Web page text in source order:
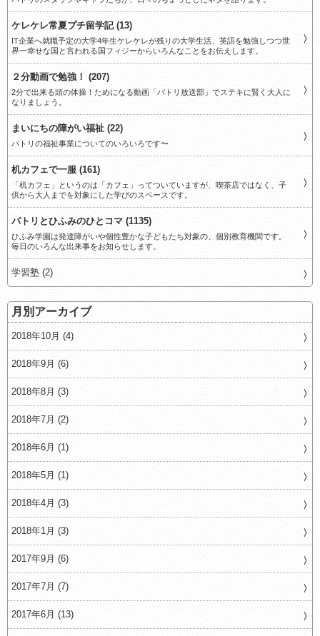
ケレケレ常夏プチ留学記 (13)
IT企業へ就職予定の大学4年生ケレケレが残りの大学生活、英語を勉強しつつ世
界一幸せな国と言われる国フィジーからいろんなことをお伝えします。
２分動画で勉強！ (207)
2分で出来る頭の体操！ためになる動画「パトリ放送部」でステキに賢く大人に
なりましょう。
まいにちの障がい福祉 (22)
パトリの福祉事業についてのいろいろです〜
机カフェで一服 (161)
「机カフェ」というのは「カフェ」ってついていますが、喫茶店ではなく、子
供から大人までを対象にした学びのスペースです。
パトリとひふみのひとコマ (1135)
ひふみ学園は発達障がいや個性豊かな子どもたち対象の、個別教育機関です。
毎日のいろんな出来事をお知らせします。
学習塾 (2)
月別アーカイブ
2018年10月 (4)
2018年9月 (6)
2018年8月 (3)
2018年7月 (2)
2018年6月 (1)
2018年5月 (1)
2018年4月 (3)
2018年1月 (3)
2017年9月 (6)
2017年7月 (7)
2017年6月 (13)